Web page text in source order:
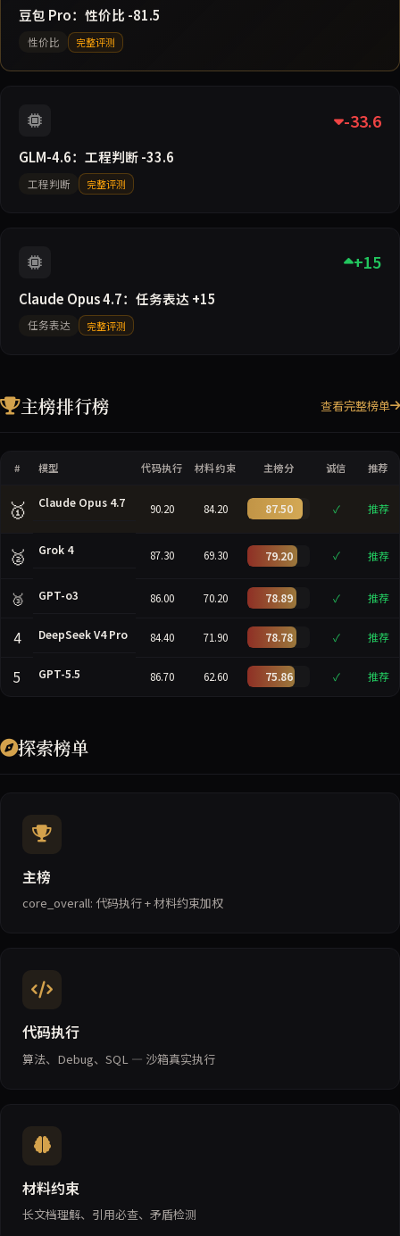
豆包 Pro：性价比 -81.5
性价比 完整评测
-33.6
GLM-4.6：工程判断 -33.6
工程判断 完整评测
+15
Claude Opus 4.7：任务表达 +15
任务表达 完整评测
主榜排行榜 查看完整榜单
# 模型 代码执行 材料约束 主榜分 诚信 推荐
🥇 Claude Opus 4.7 90.20 84.20 87.50 ✓ 推荐
🥈 Grok 4 87.30 69.30 79.20 ✓ 推荐
🥉 GPT-o3 86.00 70.20 78.89 ✓ 推荐
4 DeepSeek V4 Pro 84.40 71.90 78.78 ✓ 推荐
5 GPT-5.5 86.70 62.60 75.86 ✓ 推荐
探索榜单
主榜
core_overall: 代码执行 + 材料约束加权
代码执行
算法、Debug、SQL — 沙箱真实执行
材料约束
长文档理解、引用必查、矛盾检测